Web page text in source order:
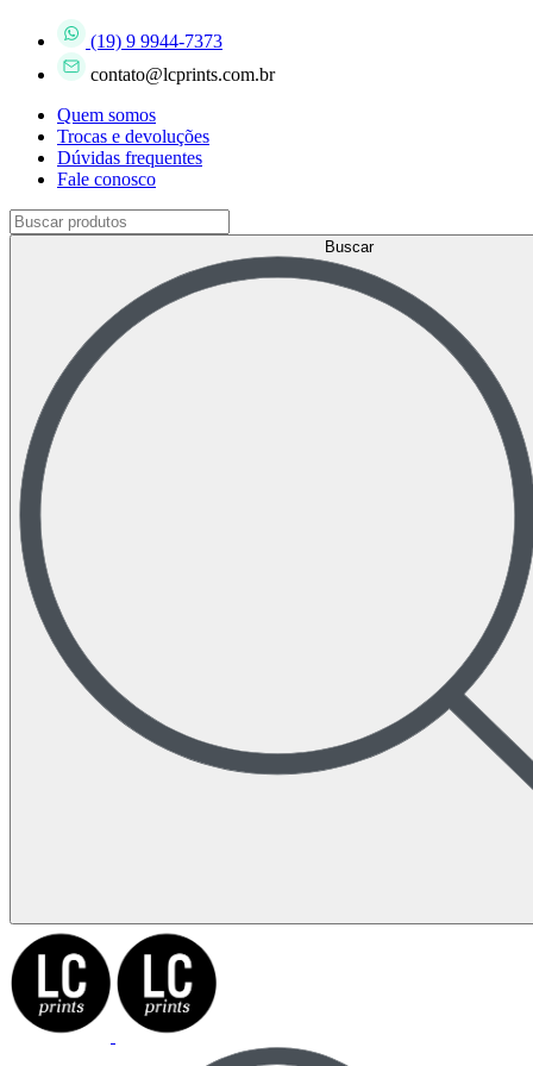
(19) 9 9944-7373
contato@lcprints.com.br
Quem somos
Trocas e devoluções
Dúvidas frequentes
Fale conosco
Buscar